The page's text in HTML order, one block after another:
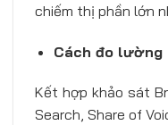
chiếm thị phần lớn
Cách đo lường
Kết hợp khảo sát
Search, Share of